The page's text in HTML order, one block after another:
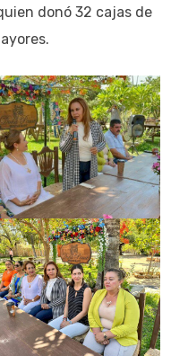
donó 32 cajas de